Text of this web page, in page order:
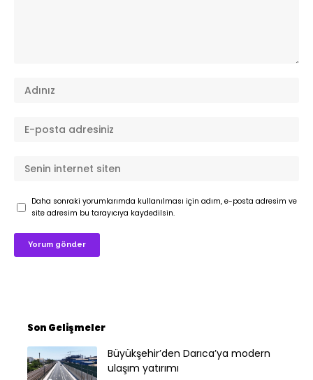
Daha sonraki yorumlarımda kullanılması için adım, e-posta adresim ve
site adresim bu tarayıcıya kaydedilsin.
Son Gelişmeler
Büyükşehir’den Darıca’ya modern
ulaşım yatırımı